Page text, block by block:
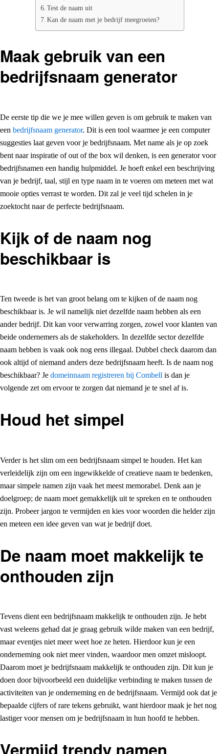
Test de naam uit
Kan de naam met je bedrijf meegroeien?
Maak gebruik van een
bedrijfsnaam generator
De eerste tip die we je mee willen geven is om gebruik te maken van
een bedrijfsnaam generator. Dit is een tool waarmee je een computer
suggesties laat geven voor je bedrijfsnaam. Met name als je op zoek
bent naar inspiratie of out of the box wil denken, is een generator voor
bedrijfsnamen een handig hulpmiddel. Je hoeft enkel een beschrijving
van je bedrijf, taal, stijl en type naam in te voeren om meteen met wat
mooie opties verrast te worden. Dit zal je veel tijd schelen in je
zoektocht naar de perfecte bedrijfsnaam.
Kijk of de naam nog
beschikbaar is
Ten tweede is het van groot belang om te kijken of de naam nog
beschikbaar is. Je wil namelijk niet dezelfde naam hebben als een
ander bedrijf. Dit kan voor verwarring zorgen, zowel voor klanten van
beide ondernemers als de stakeholders. In dezelfde sector dezelfde
naam hebben is vaak ook nog eens illegaal. Dubbel check daarom dan
ook altijd of niemand anders deze bedrijfsnaam heeft. Is de naam nog
beschikbaar? Je domeinnaam registreren bij Combell is dan je
volgende zet om ervoor te zorgen dat niemand je te snel af is.
Houd het simpel
Verder is het slim om een bedrijfsnaam simpel te houden. Het kan
verleidelijk zijn om een ingewikkelde of creatieve naam te bedenken,
maar simpele namen zijn vaak het meest memorabel. Denk aan je
doelgroep; de naam moet gemakkelijk uit te spreken en te onthouden
zijn. Probeer jargon te vermijden en kies voor woorden die helder zijn
en meteen een idee geven van wat je bedrijf doet.
De naam moet makkelijk te
onthouden zijn
Tevens dient een bedrijfsnaam makkelijk te onthouden zijn. Je hebt
vast weleens gehad dat je graag gebruik wilde maken van een bedrijf,
maar eventjes niet meer weet hoe ze heten. Hierdoor kun je een
onderneming ook niet meer vinden, waardoor men omzet misloopt.
Daarom moet je bedrijfsnaam makkelijk te onthouden zijn. Dit kun je
doen door bijvoorbeeld een duidelijke verbinding te maken tussen de
activiteiten van je onderneming en de bedrijfsnaam. Vermijd ook dat je
bepaalde cijfers of rare tekens gebruikt, want hierdoor maak je het nog
lastiger voor mensen om je bedrijfsnaam in hun hoofd te hebben.